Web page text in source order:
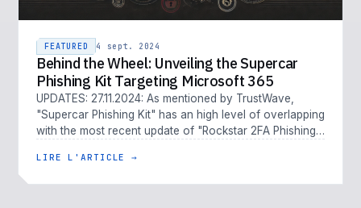
FEATURED 4 sept. 2024
Behind the Wheel: Unveiling the Supercar
Phishing Kit Targeting Microsoft 365
UPDATES: 27.11.2024: As mentioned by TrustWave,
"Supercar Phishing Kit" has an high level of overlapping
with the most recent update of "Rockstar 2FA Phishing-
LIRE L'ARTICLE →